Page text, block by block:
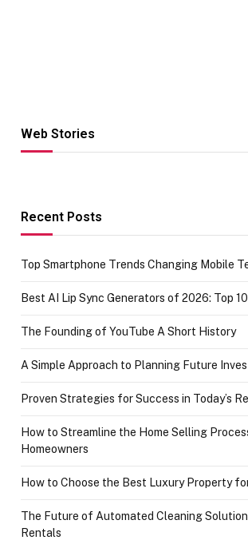
Web Stories
Hacks for Making
UPI Payments on
of IGR
Recent Posts
Top Smartphone Trends Changing Mobile
Best AI Lip Sync Generators of 2026: Top
The Founding of YouTube A Short History
A Simple Approach to Planning Future
Proven Strategies for Success in Today’s
How to Streamline the Home Selling
Homeowners
How to Choose the Best Luxury Property
The Future of Automated Cleaning
Rentals